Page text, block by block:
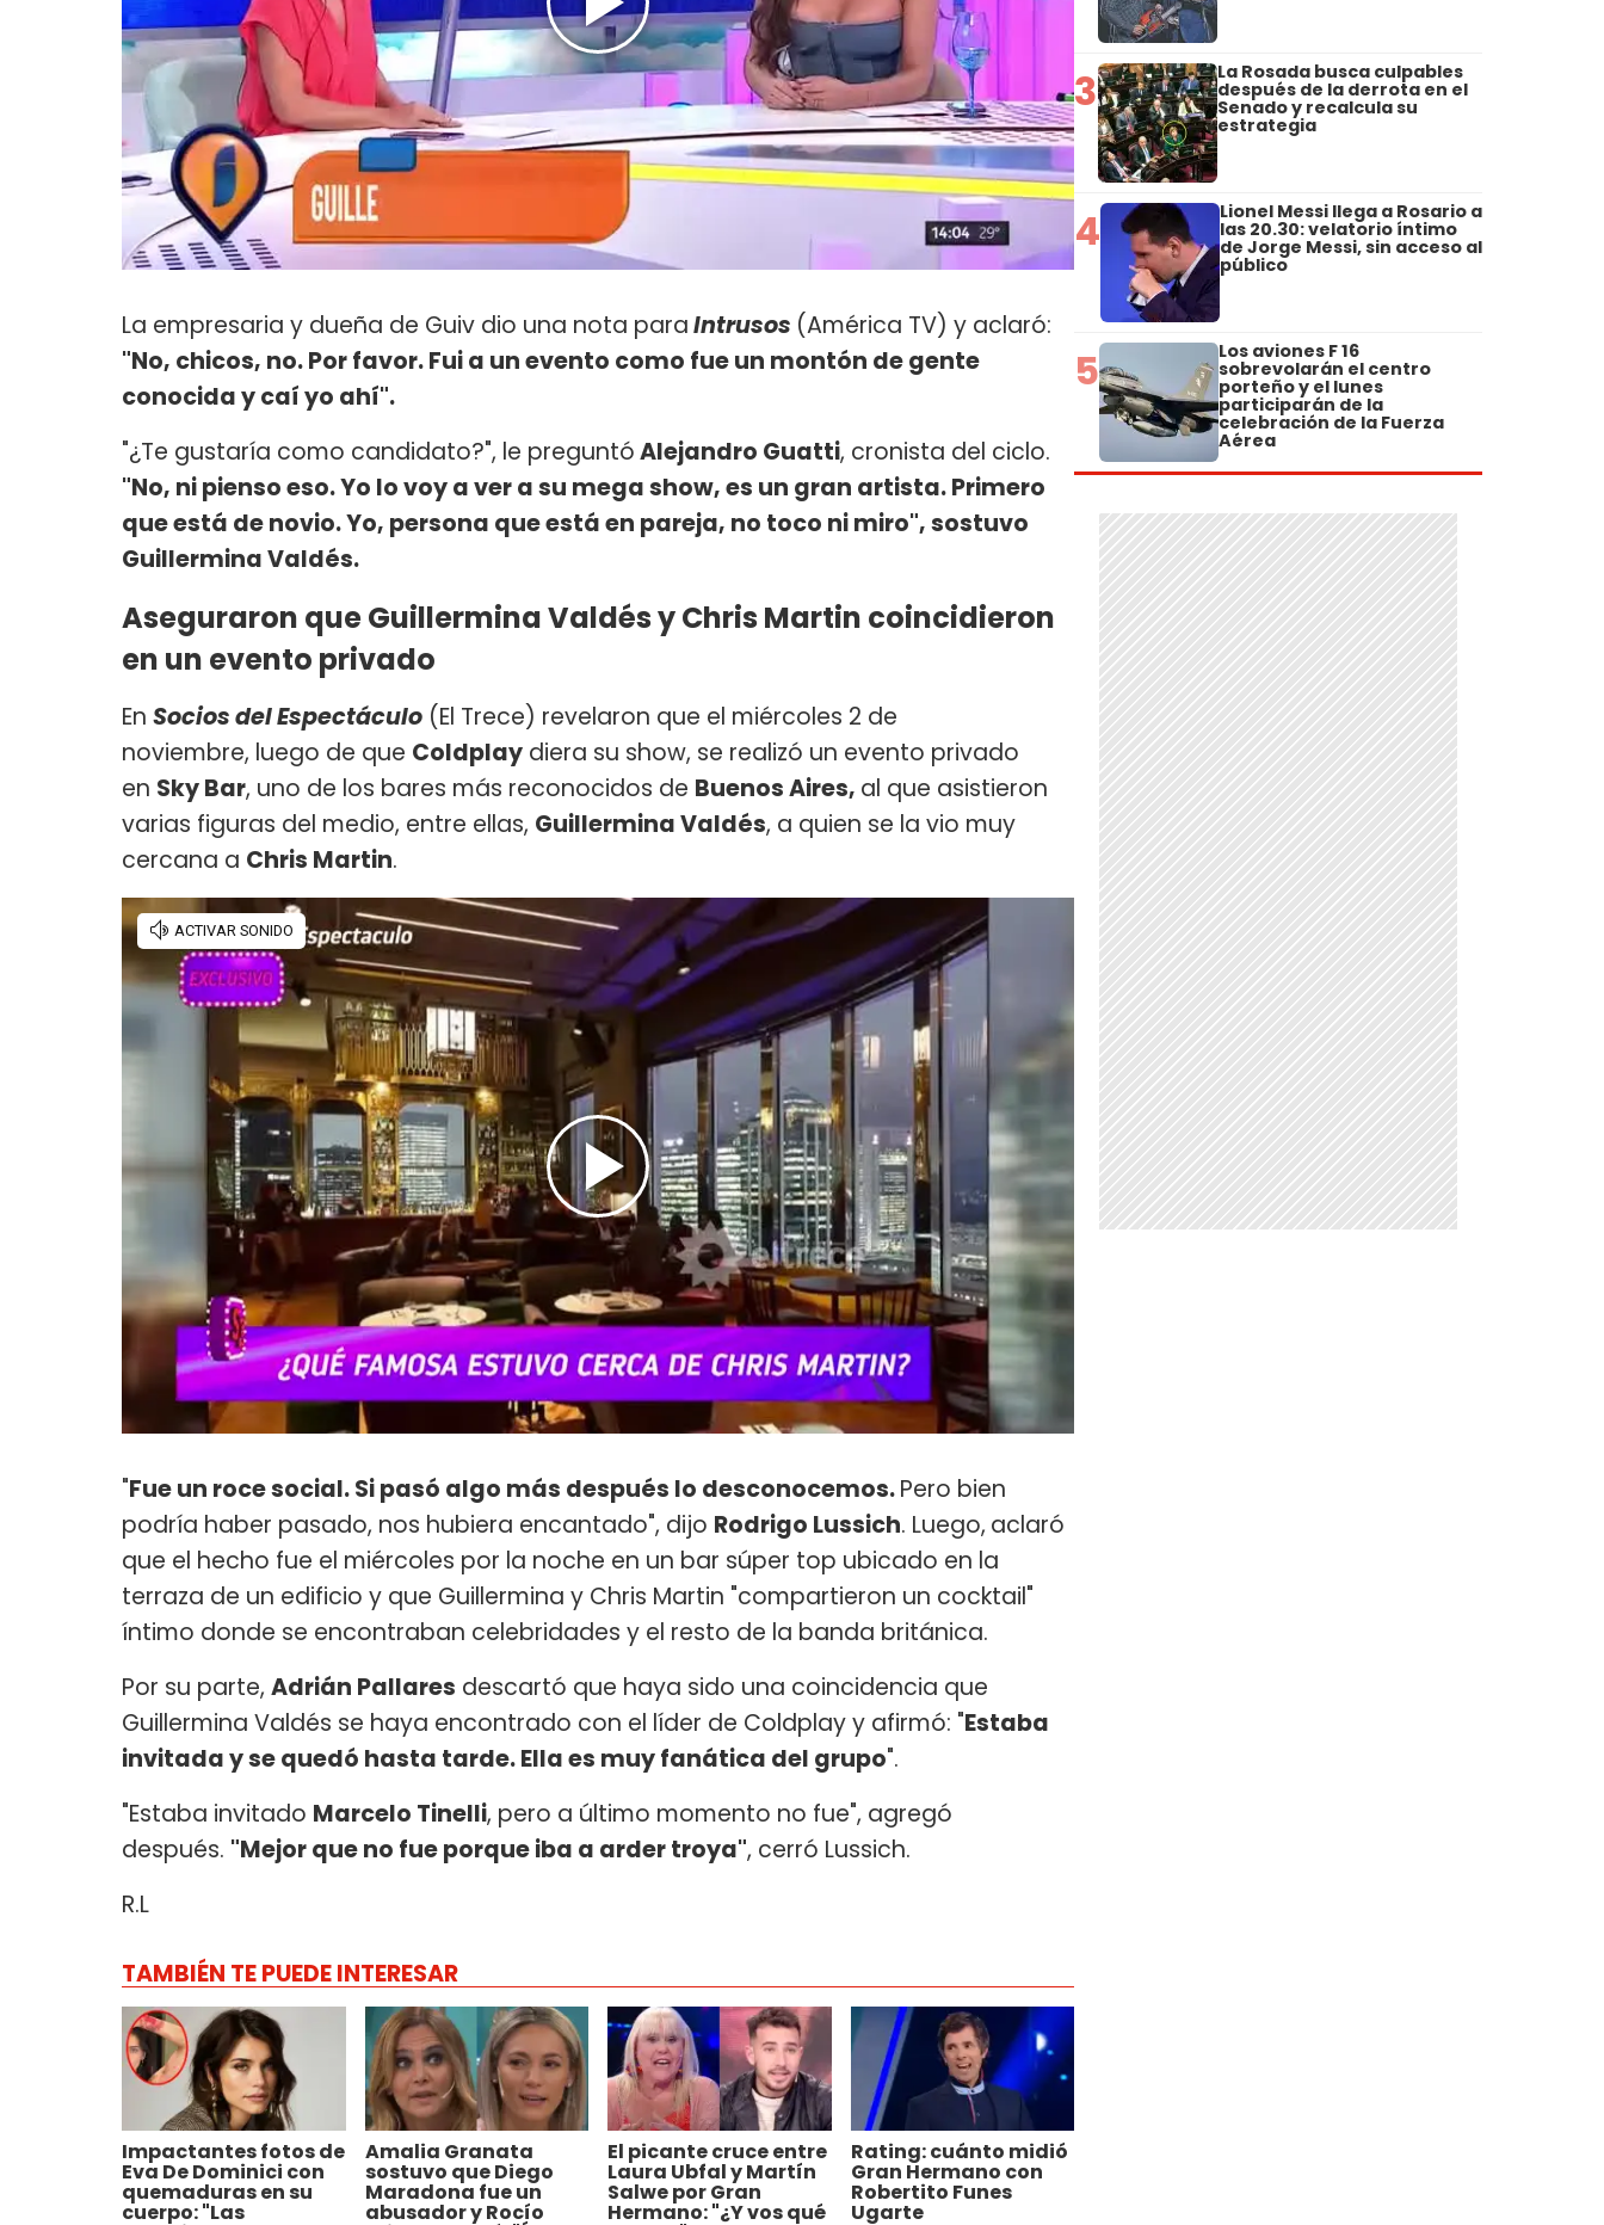
La empresaria y dueña de Guiv dio una nota paraIntrusos (América TV) y aclaró:
"No, chicos, no. Por favor. Fui a un evento como fue un montón de gente
conocida y caí yo ahí".
"¿Te gustaría como candidato?", le preguntóAlejandro Guatti, cronista del ciclo.
"No, ni pienso eso. Yo lo voy a ver a su mega show, es un gran artista. Primero
que está de novio. Yo, persona que está en pareja, no toco ni miro", sostuvo
Guillermina Valdés.
Aseguraron que Guillermina Valdés y Chris Martin coincidieron
en un evento privado
En Socios del Espectáculo (El Trece) revelaron que el miércoles 2 de
noviembre, luego de que Coldplay diera su show, se realizó un evento privado
en Sky Bar, uno de los bares más reconocidos de Buenos Aires, al que asistieron
varias figuras del medio, entre ellas, Guillermina Valdés, a quien se la vio muy
cercana a Chris Martin.
"Fue un roce social. Si pasó algo más después lo desconocemos.Pero bien
podría haber pasado, nos hubiera encantado", dijo Rodrigo Lussich. Luego, aclaró
que el hecho fue el miércoles por la noche en un bar súper top ubicado en la
terraza de un edificio y que Guillermina y Chris Martin "compartieron un cocktail"
íntimo donde se encontraban celebridades y el resto de la banda británica.
Por su parte, Adrián Pallares descartó que haya sido una coincidencia que
Guillermina Valdés se haya encontrado con el líder de Coldplay y afirmó: "Estaba
invitada y se quedó hasta tarde. Ella es muy fanática del grupo".
"Estaba invitado Marcelo Tinelli, pero a último momento no fue", agregó
después. "Mejor que no fue porque iba a arder troya", cerró Lussich.
R.L
TAMBIÉN TE PUEDE INTERESAR
Impactantes fotos de
Eva De Dominici con
quemaduras en su
cuerpo: "Las
Amalia Granata
sostuvo que Diego
Maradona fue un
abusador y Rocío
El picante cruce entre
Laura Ubfal y Martín
Salwe por Gran
Hermano: "¿Y vos qué
Rating: cuánto midió
Gran Hermano con
Robertito Funes
Ugarte
3 La Rosada busca culpables
después de la derrota en el
Senado y recalcula su
estrategia
4 Lionel Messi llega a Rosario a
las 20.30: velatorio íntimo
de Jorge Messi, sin acceso al
público
5 Los aviones F 16
sobrevolarán el centro
porteño y el lunes
participarán de la
celebración de la Fuerza
Aérea